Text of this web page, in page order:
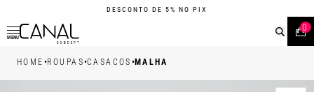
DESCONTO DE 5% NO PIX
MENU
0
HOME •ROUPAS•CASACOS •MALHA